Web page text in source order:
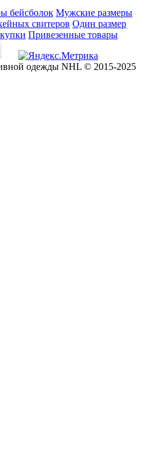
бейсболок Мужские размеры
свитеров Один размер
Привезенные товары
одежды NHL © 2015-2025